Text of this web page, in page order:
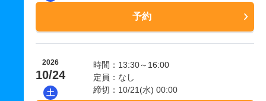
予約
2026
10/24
土
時間：13:30～16:00
定員：なし
締切：10/21(水) 00:00